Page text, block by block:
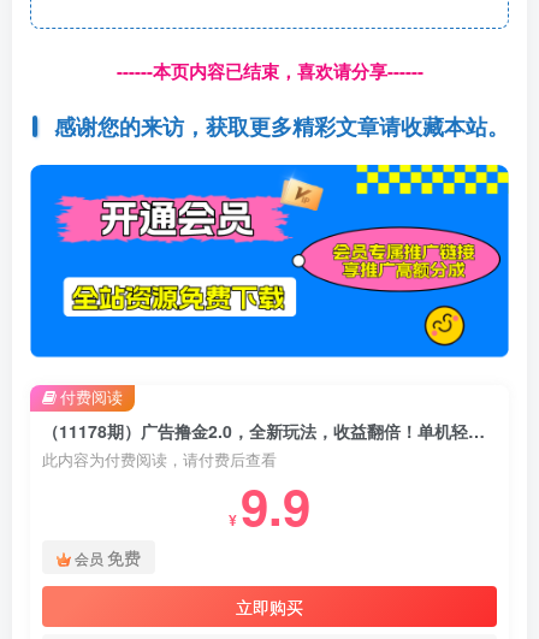
------本页内容已结束，喜欢请分享------
感谢您的来访，获取更多精彩文章请收藏本站。
（11178期）广告撸金2.0，全新玩法，收益翻倍！单机轻松100＋
此内容为付费阅读，请付费后查看
¥ 9.9
会员 免费
立即购买
付费阅读